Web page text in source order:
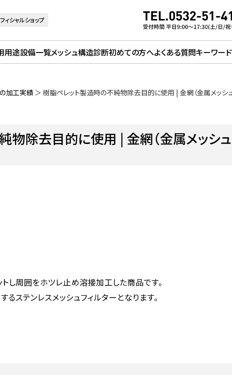
ィシャルショップ
用途設備一覧メッシュ構造診断初めての方へよくある質問キーワー
の加工実績 ＞ 樹脂ペレット製造時の不純物除去目的に使用 | 金網（金属メッシ
除去目的に使用 | 金網（金属メッシュ
し周囲をホツレ止め溶接加工した商品です。
ステンレスメッシュフィルターとなります。